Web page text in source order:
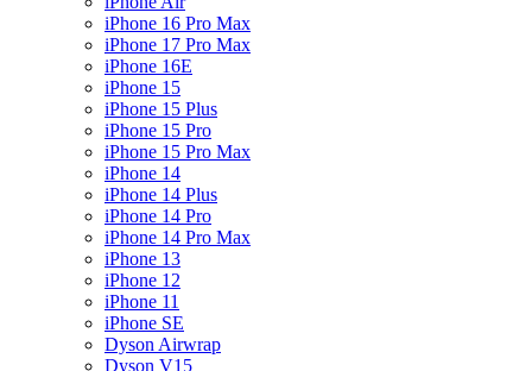
iPhone 16 Pro Max
iPhone 17 Pro Max
iPhone 16E
iPhone 15
iPhone 15 Plus
iPhone 15 Pro
iPhone 15 Pro Max
iPhone 14
iPhone 14 Plus
iPhone 14 Pro
iPhone 14 Pro Max
iPhone 13
iPhone 12
iPhone 11
iPhone SE
Dyson Airwrap
Dyson V15